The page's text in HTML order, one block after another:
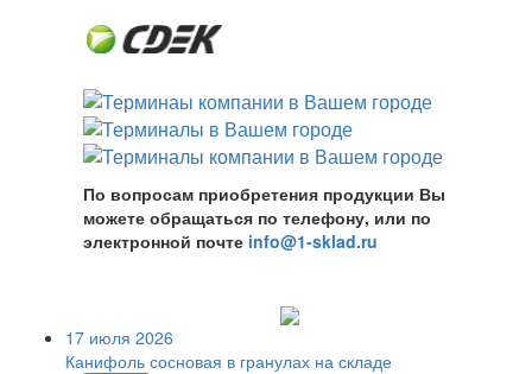
По вопросам приобретения продукции Вы
можете обращаться по телефону, или по
электронной почте info@1-sklad.ru
17 июля 2026
Канифоль сосновая в гранулах на складе